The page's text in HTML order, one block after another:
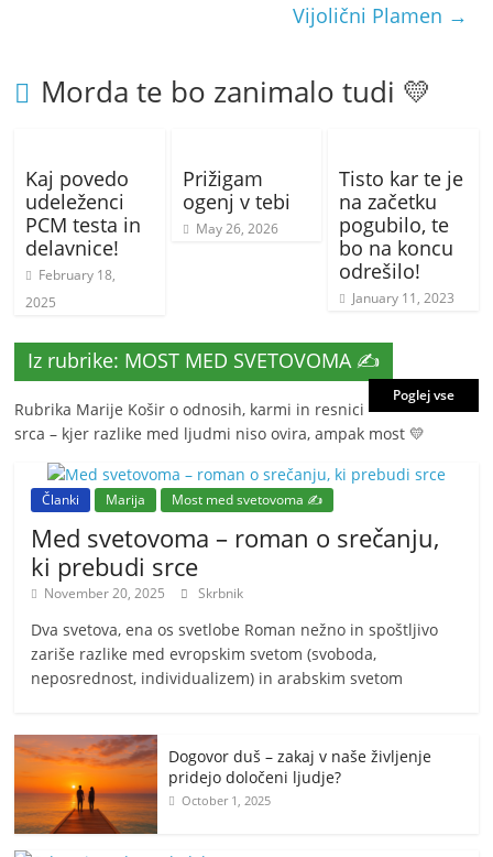
Vijolični Plamen →
Morda te bo zanimalo tudi 💛
Kaj povedo
udeleženci
PCM testa in
delavnice!
February 18,
2025
Prižigam
ogenj v tebi
May 26, 2026
Tisto kar te je
na začetku
pogubilo, te
bo na koncu
odrešilo!
January 11, 2023
Iz rubrike: MOST MED SVETOVOMA ✍️
Poglej vse
Rubrika Marije Košir o odnosih, karmi in resnici
srca – kjer razlike med ljudmi niso ovira, ampak most 💛
Članki Marija Most med svetovoma ✍️
Med svetovoma – roman o srečanju,
ki prebudi srce
November 20, 2025 Skrbnik
Dva svetova, ena os svetlobe Roman nežno in spoštljivo
zariše razlike med evropskim svetom (svoboda,
neposrednost, individualizem) in arabskim svetom
Dogovor duš – zakaj v naše življenje
pridejo določeni ljudje?
October 1, 2025